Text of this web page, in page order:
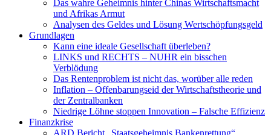
Das wahre Geheimnis hinter Chinas Wirtschaftsmacht
und Afrikas Armut
Analysen des Geldes und Lösung Wertschöpfungsgeld
Grundlagen
Kann eine ideale Gesellschaft überleben?
LINKS und RECHTS – NUHR ein bisschen
Verblödung
Das Rentenproblem ist nicht das, worüber alle reden
Inflation – Offenbarungseid der Wirtschaftstheorie und
der Zentralbanken
Niedrige Löhne stoppen Innovation – Falsche Effizienz
Finanzkrise